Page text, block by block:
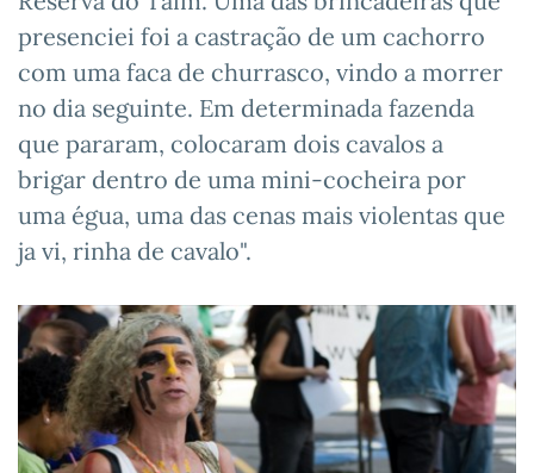
presenciei foi a castração de um cachorro
com uma faca de churrasco, vindo a morrer
no dia seguinte. Em determinada fazenda
que pararam, colocaram dois cavalos a
brigar dentro de uma mini-cocheira por
uma égua, uma das cenas mais violentas que
ja vi, rinha de cavalo".